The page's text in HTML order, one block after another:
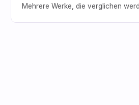
Mehrere Werke, die verglichen